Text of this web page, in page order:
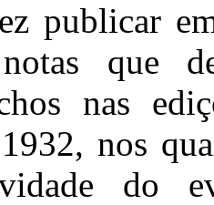
publicar
que
nas
nos
do